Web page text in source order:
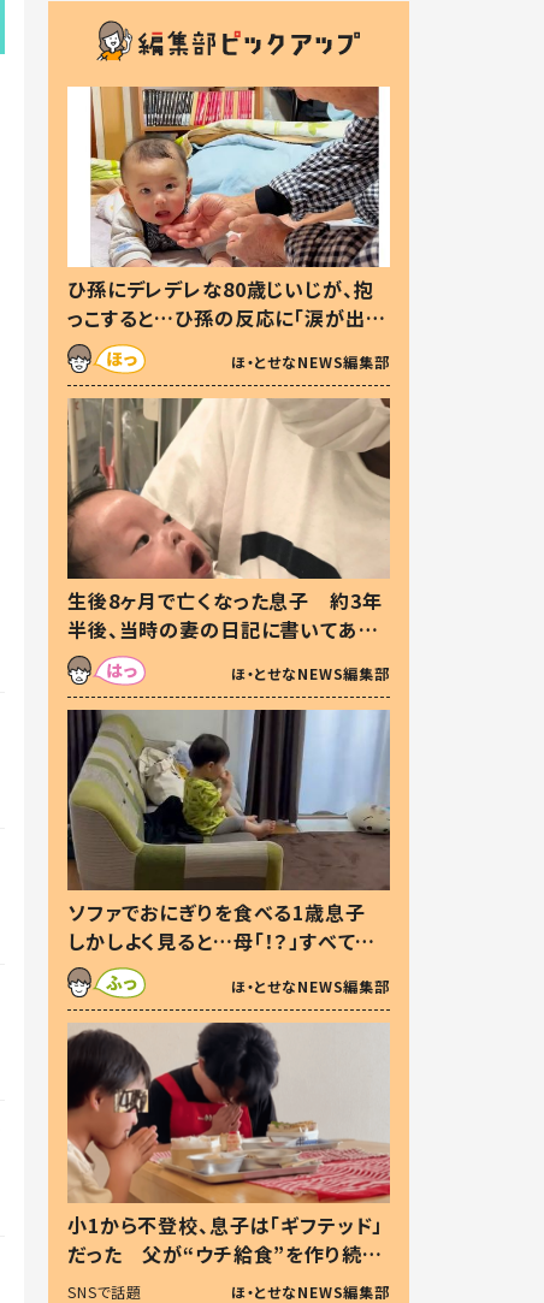
ひ孫にデレデレな80歳じいじが、抱
っこすると…ひ孫の反応に「涙が出ま
した」「可愛くて仕方ない」
ほ・とせなNEWS編集部
生後8ヶ月で亡くなった息子 約3年
半後、当時の妻の日記に書いてあっ
た本音とは
ほ・とせなNEWS編集部
ソファでおにぎりを食べる1歳息子
しかしよく見ると…母「！？」すべてを
察した母の投稿に「可愛いから許
す！」「現行犯〜」
ほ・とせなNEWS編集部
小1から不登校、息子は「ギフテッド」
だった 父が“ウチ給食”を作り続け
る理由とは #令和の親 #令和の子
SNSで話題 ほ・とせなNEWS編集部